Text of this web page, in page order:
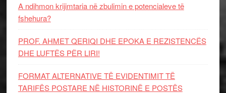
A ndihmon krijimtaria në zbulimin e potencialeve të
fshehura?
PROF. AHMET QERIQI DHE EPOKA E REZISTENCЁS
DHE LUFTЁS PЁR LIRI!
FORMAT ALTERNATIVE TË EVIDENTIMIT TË
TARIFËS POSTARE NË HISTORINË E POSTËS